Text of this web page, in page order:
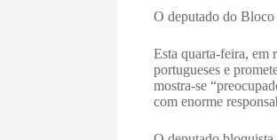
O deputado do Bloco
Esta quarta-feira, em
portugueses e
mostra-se
com enorme